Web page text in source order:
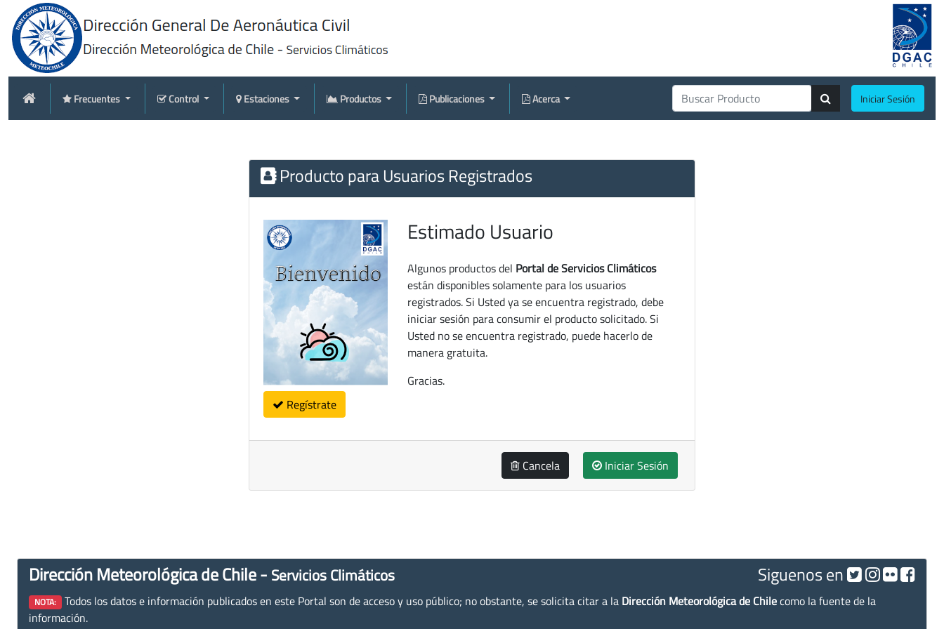
Frecuentes Control Estaciones Productos Publicaciones Acerca Iniciar Sesión
Producto para Usuarios Registrados
Regístrate
Estimado Usuario
Algunos productos del Portal de Servicios Climáticos
están disponibles solamente para los usuarios
registrados. Si Usted ya se encuentra registrado, debe
iniciar sesión para consumir el producto solicitado. Si
Usted no se encuentra registrado, puede hacerlo de
manera gratuita.
Gracias.
Cancela Iniciar Sesión
Dirección Meteorológica de Chile - Servicios Climáticos Siguenos en
NOTA: Todos los datos e información publicados en este Portal son de acceso y uso público; no obstante, se solicita citar a la Dirección Meteorológica de Chilecomo la fuente de la
información.